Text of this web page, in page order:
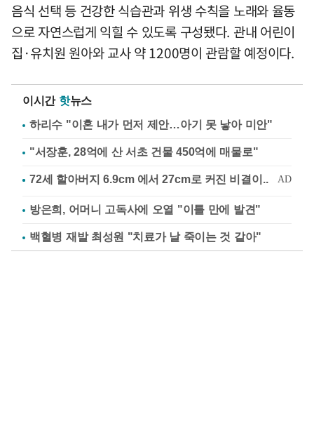
음식 선택 등 건강한 식습관과 위생 수칙을 노래와 율동
으로 자연스럽게 익힐 수 있도록 구성됐다. 관내 어린이
집·유치원 원아와 교사 약 1200명이 관람할 예정이다.
이시간 핫뉴스
하리수 "이혼 내가 먼저 제안…아기 못 낳아 미안"
"서장훈, 28억에 산 서초 건물 450억에 매물로"
방은희, 어머니 고독사에 오열 "이틀 만에 발견"
백혈병 재발 최성원 "치료가 날 죽이는 것 같아"